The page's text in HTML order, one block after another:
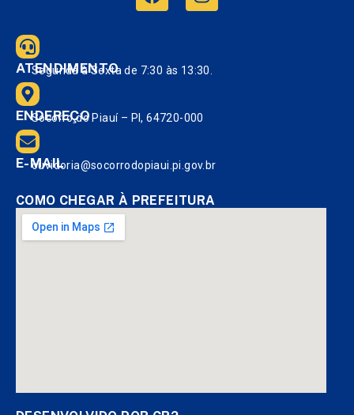
ATENDIMENTO
Segunda à Sexta de 7:30 às 13:30.
ENDEREÇO
Socorro do Piauí – PI, 64720-000
E-MAIL
ouvidoria@socorrodopiaui.pi.gov.br
COMO CHEGAR À PREFEITURA